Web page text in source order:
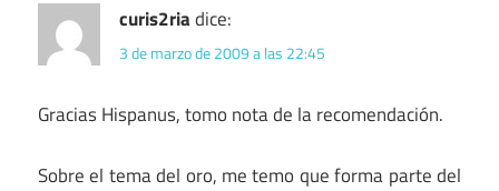
curis2riadice:
3 de marzo de 2009 a las 22:45
Gracias Hispanus, tomo nota de la recomendación.
Sobre el tema del oro, me temo que forma parte del